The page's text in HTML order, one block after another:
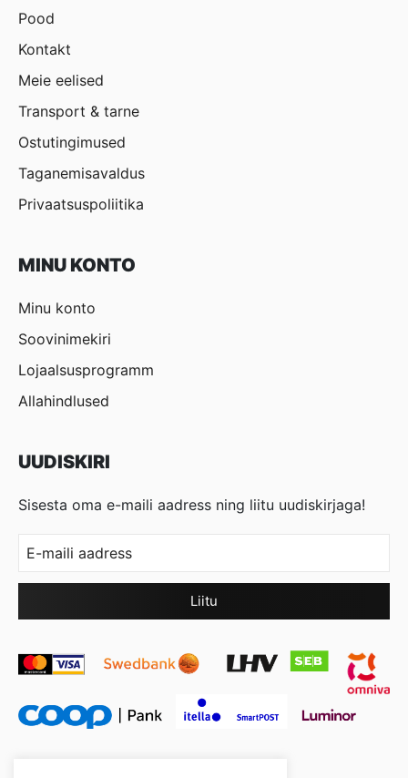
Pood
Kontakt
Meie eelised
Transport & tarne
Ostutingimused
Taganemisavaldus
Privaatsuspoliitika
MINU KONTO
Minu konto
Soovinimekiri
Lojaalsusprogramm
Allahindlused
UUDISKIRI
Sisesta oma e-maili aadress ning liitu uudiskirjaga!